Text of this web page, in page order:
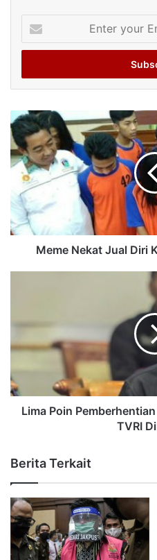
your
Email
Meme Nekat Jual Diri
Lima Poin
TVRI
Berita Terkait